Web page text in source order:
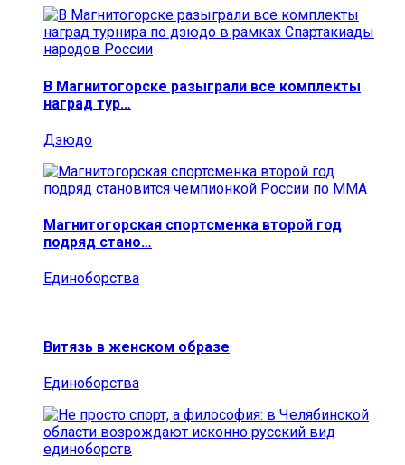
В Магнитогорске разыграли все комплекты
наград тур…
Дзюдо
Магнитогорская спортсменка второй год
подряд стано…
Единоборства
Витязь в женском образе
Единоборства